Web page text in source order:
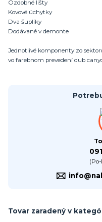
Ozdobné lišty
Kovové úchytky
Dva šuplíky
Dodávané v demonte
Jednotlivé komponenty zo
vo farebnom prevedení dub
Tovar zaradený v